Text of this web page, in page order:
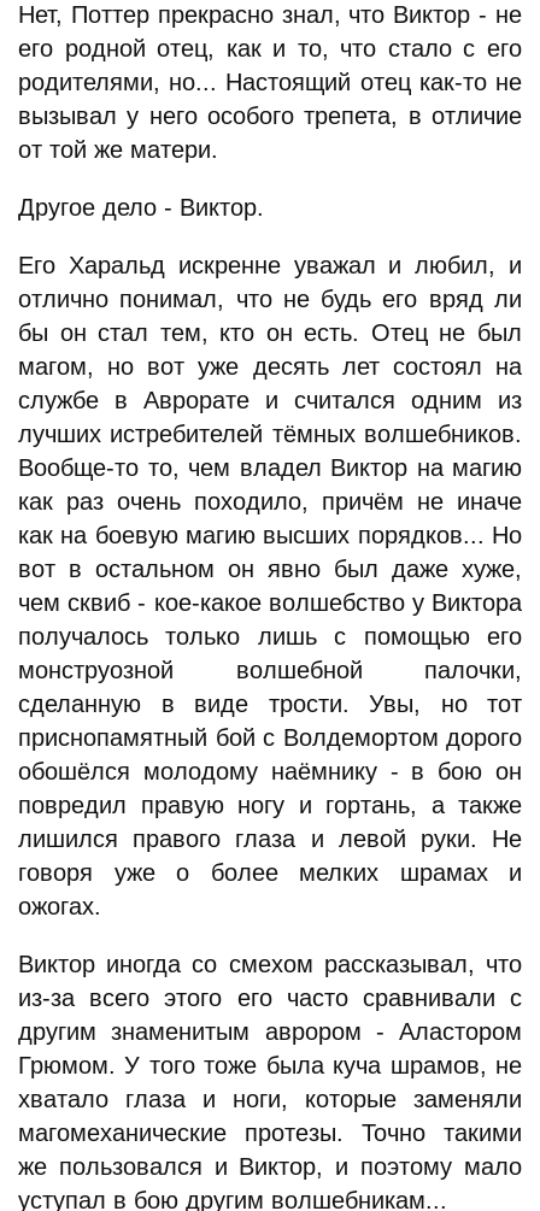
Нет, Поттер прекрасно знал, что Виктор - не
его родной отец, как и то, что стало с его
родителями, но... Настоящий отец как-то не
вызывал у него особого трепета, в отличие
от той же матери.
Другое дело - Виктор.
Его Харальд искренне уважал и любил, и
отлично понимал, что не будь его вряд ли
бы он стал тем, кто он есть. Отец не был
магом, но вот уже десять лет состоял на
службе в Аврорате и считался одним из
лучших истребителей тёмных волшебников.
Вообще-то то, чем владел Виктор на магию
как раз очень походило, причём не иначе
как на боевую магию высших порядков... Но
вот в остальном он явно был даже хуже,
чем сквиб - кое-какое волшебство у Виктора
получалось только лишь с помощью его
монструозной волшебной палочки,
сделанную в виде трости. Увы, но тот
приснопамятный бой с Волдемортом дорого
обошёлся молодому наёмнику - в бою он
повредил правую ногу и гортань, а также
лишился правого глаза и левой руки. Не
говоря уже о более мелких шрамах и
ожогах.
Виктор иногда со смехом рассказывал, что
из-за всего этого его часто сравнивали с
другим знаменитым аврором - Аластором
Грюмом. У того тоже была куча шрамов, не
хватало глаза и ноги, которые заменяли
магомеханические протезы. Точно такими
же пользовался и Виктор, и поэтому мало
уступал в бою другим волшебникам...